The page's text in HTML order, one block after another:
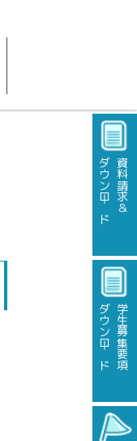
資料請求＆
ダウンロード
学生募集要項
ダウンロード